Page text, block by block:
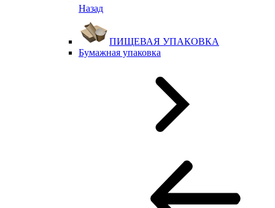
Назад
ПИЩЕВАЯ УПАКОВКА
Бумажная упаковка